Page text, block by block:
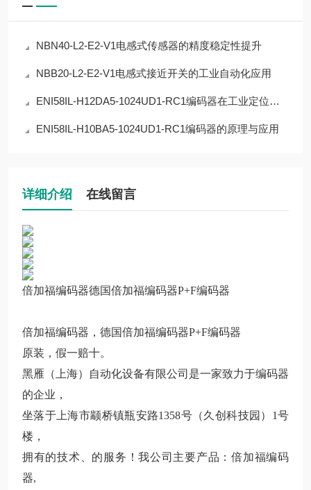
NBN40-L2-E2-V1电感式传感器的精度稳定性提升
NBB20-L2-E2-V1电感式接近开关的工业自动化应用
ENI58IL-H12DA5-1024UD1-RC1编码器在工业定位中的应用
ENI58IL-H10BA5-1024UD1-RC1编码器的原理与应用
详细介绍 在线留言
倍加福编码器德国倍加福编码器P+F编码器
倍加福编码器，德国倍加福编码器P+F编码器
原装，假一赔十。
黑雁（上海）自动化设备有限公司是一家致力于编码器
的企业，
坐落于上海市颛桥镇瓶安路1358号（久创科技园）1号
楼，
拥有的技术、的服务！我公司主要产品：倍加福编码
器,